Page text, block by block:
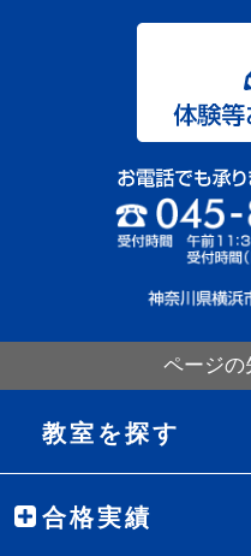
ページの
教室を探す
合格実績